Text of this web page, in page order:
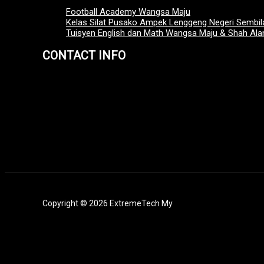
Football Academy Wangsa Maju
Kelas Silat Pusako Ampek Lenggeng Negeri
Tuisyen English dan Math Wangsa Maju & Shah
CONTACT INFO
Copyright © 2026 ExtremeTech My